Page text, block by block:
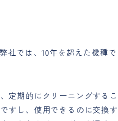
社では、10年を超えた機種で
定期的にクリーニングするこ
すし、使用できるのに交換す